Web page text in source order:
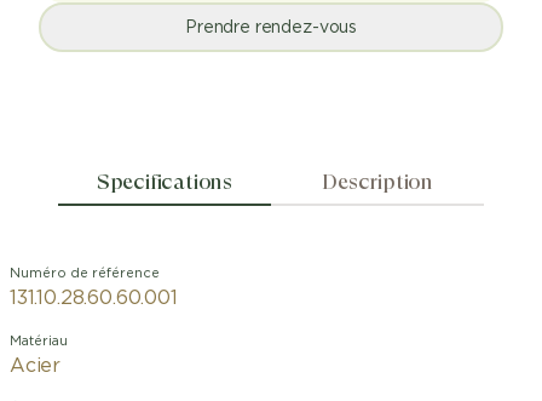
Prendre rendez-vous
Specifications Description
Numéro de référence
131.10.28.60.60.001
Matériau
Acier